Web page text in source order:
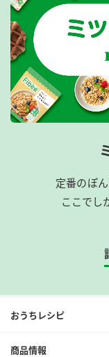
定番のぽ
ここでし
おうちレシピ
商品情報